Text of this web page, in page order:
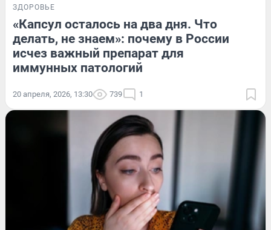
ЗДОРОВЬЕ
«Капсул осталось на два дня. Что
делать, не знаем»: почему в России
исчез важный препарат для
иммунных патологий
20 апреля, 2026, 13:30 739 1